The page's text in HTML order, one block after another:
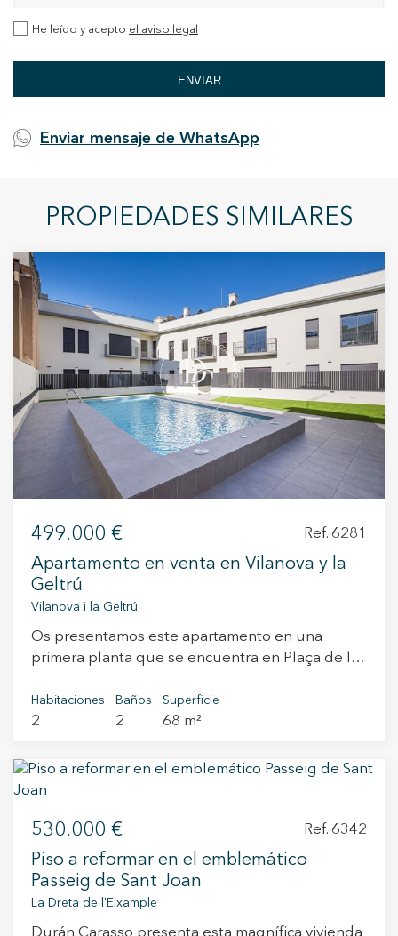
He leído y acepto el aviso legal
ENVIAR
Enviar mensaje de WhatsApp
PROPIEDADES SIMILARES
499.000 € Ref. 6281
Apartamento en venta en Vilanova y la
Geltrú
Vilanova i la Geltrú
Os presentamos este apartamento en una
primera planta que se encuentra en Plaça de la
demandadas de Vilanova i la Geltrú. La vivienda
se vende amueblada y cuenta con una cocina
salón-comedor, dos dormitorios dobles, uno de
ellos en suite, un segundo baño completo,plaza
gran comodidad en una ubicación tan céntrica.
El edificio forma parte de una promoción de
nueva construcción recientemente finalizada,
que conserva la fachada original y ofrece todas
las ventajas de las construcciones modernas. Los
Habitaciones
2
Baños
2
Superficie
68 m²
530.000 € Ref. 6342
Piso a reformar en el emblemático
Passeig de Sant Joan
La Dreta de l'Eixample